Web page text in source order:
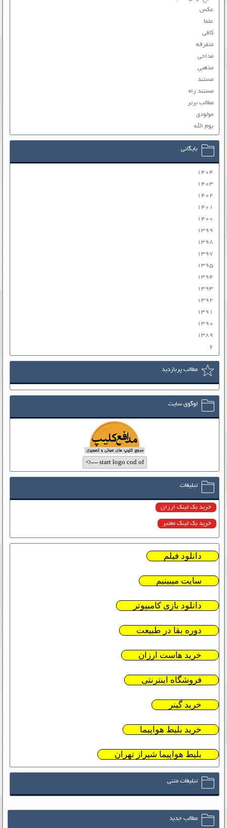
عکس
علما
کافی
متفرقه
مداحی
مذهبی
مستند
مستند راه
مطالب برتر
مولودی
یوم الله
بایگانی
۱۴۰۴
۱۴۰۳
۱۴۰۲
۱۴۰۱
۱۴۰۰
۱۳۹۹
۱۳۹۸
۱۳۹۷
۱۳۹۵
۱۳۹۴
۱۳۹۳
۱۳۹۲
۱۳۹۱
۱۳۹۰
۱۳۸۹
۶
مطالب پربازدید
لوگوی سایت
تبلیغات
خرید بک لینک ارزان
خرید بک لینک معتبر
دانلود فیلم
سایت میبینیم
دانلود بازی کامیپوتر
دوره بقا در طبیعت
خرید هاست ارزان
فروشگاه اینترنتی
خرید گینر
خرید بلیط هواپیما
بلیط هواپیما شیراز تهران
تبلیغات متنی
مطالب جدید